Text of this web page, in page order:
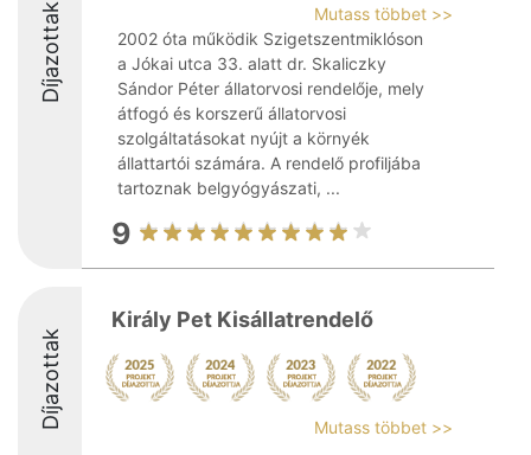
Díjazottak
Mutass többet >>
2002 óta működik Szigetszentmiklóson
a Jókai utca 33. alatt dr. Skaliczky
Sándor Péter állatorvosi rendelője, mely
átfogó és korszerű állatorvosi
szolgáltatásokat nyújt a környék
állattartói számára. A rendelő profiljába
tartoznak belgyógyászati, ...
9
Díjazottak
Király Pet Kisállatrendelő
Mutass többet >>